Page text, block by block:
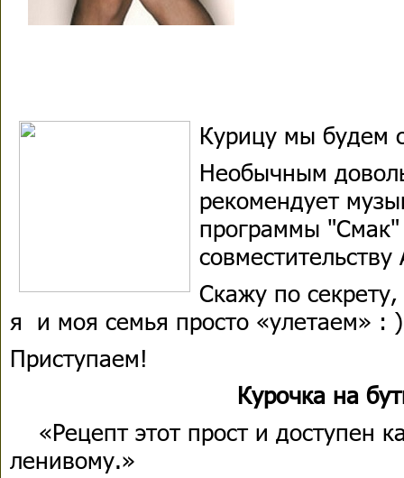
Курицу мы будем
Необычным
рекомендует
программы
Скажу по
я и моя семья просто «улетаем» : )
Приступаем!
Курочка на
«Рецепт этот прост и доступен
ленивому.»